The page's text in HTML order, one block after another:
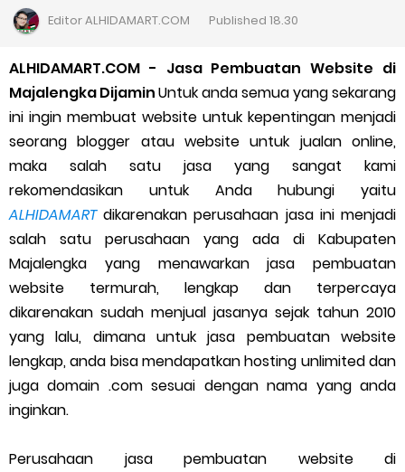
Cara Daftar Goshop agar Cepat Diterima
Apa itu Grab Saap? Layanan Antri Online Terbaru Dari Grab
Cara Jitu Mendapat Voucher Gojek Gratis
Cara Ping DNS Server Gojek Gopartner
Cara Mudah Melihat Nomor Shopeepay Sendiri dan Orang Lain
7 Cara Mudah Top Up Grab untuk Driver
5 Versi Map Paling Gacor Untuk Ojek Online
Penyebab dan Cara Memulihkan Akun Gojek Dibekukan
Cara Menghitung Penghasilan Grab Sesuai dengan Orderan
Cara Menggunakan Paket Telkomsel Mitra Gojek
5 Cara Top Up InDriver dengan Mudah
EditorALHIDAMART.COM Published 18.30
ALHIDAMART.COM - Jasa Pembuatan Website di
Majalengka DijaminUntukanda semua yang sekarang
ini ingin membuat website untuk kepentingan menjadi
seorang blogger atau website untuk jualan online,
maka salah satu jasa yang sangat kami
rekomendasikan untuk Anda hubungi yaitu
ALHIDAMART dikarenakan perusahaan jasa ini menjadi
salah satu perusahaan yang ada di Kabupaten
Majalengka yang menawarkan jasa pembuatan
website termurah, lengkap dan terpercaya
dikarenakan sudah menjual jasanya sejak tahun 2010
yang lalu, dimana untuk jasa pembuatan website
lengkap, anda bisa mendapatkan hosting unlimited dan
juga domain .com sesuai dengan nama yang anda
inginkan.
Perusahaan jasa pembuatan website di